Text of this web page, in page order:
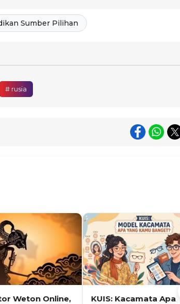
Sumber Pilihan
# rusia
Weton Online,
KUIS: Kacamata Apa